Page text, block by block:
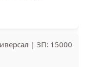
| ЗП: 15000